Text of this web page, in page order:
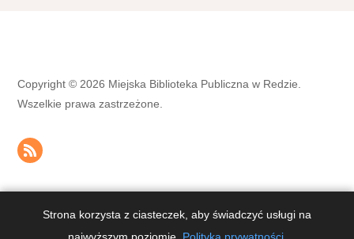
Copyright © 2026 Miejska Biblioteka Publiczna w Redzie.
Wszelkie prawa zastrzeżone.
Strona korzysta z ciasteczek, aby świadczyć usługi na